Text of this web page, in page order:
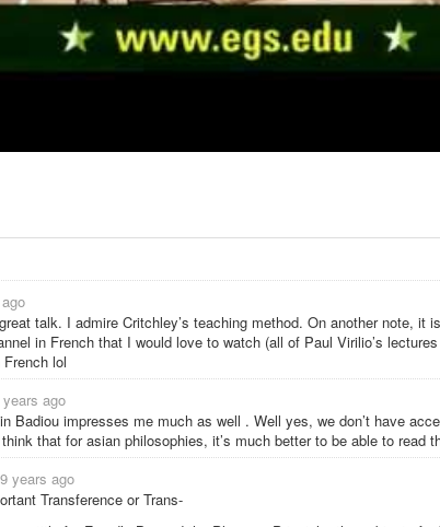
talk. I admire Critchley’s teaching method. On another note, it
in French that I would love to watch (all of Paul Virilio’s
lol
years ago
Badiou impresses me much as well . Well yes, we don’t have
that for asian philosophies, it’s much better to be able to read
9 years ago
Transference or Trans-